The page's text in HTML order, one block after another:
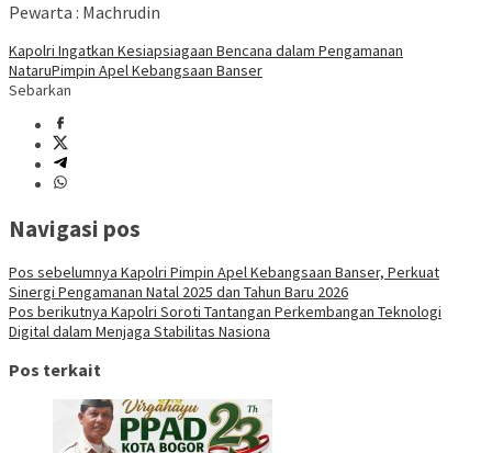
Pewarta : Machrudin
Kapolri Ingatkan Kesiapsiagaan Bencana dalam Pengamanan
NataruPimpin Apel Kebangsaan Banser
Sebarkan
Navigasi pos
Pos sebelumnya Kapolri Pimpin Apel Kebangsaan Banser, Perkuat
Sinergi Pengamanan Natal 2025 dan Tahun Baru 2026
Pos berikutnya Kapolri Soroti Tantangan Perkembangan Teknologi
Digital dalam Menjaga Stabilitas Nasiona
Pos terkait